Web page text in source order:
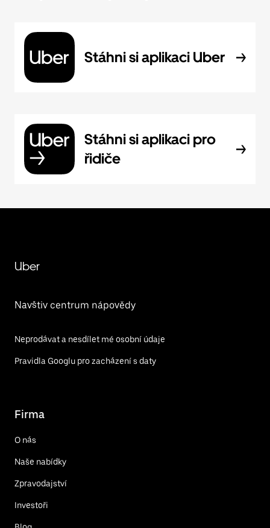
Stáhni si aplikaci Uber
Stáhni si aplikaci pro
řidiče
Uber
Navštiv centrum nápovědy
Neprodávat a nesdílet mé osobní údaje
Pravidla Googlu pro zacházení s daty
Firma
O nás
Naše nabídky
Zpravodajství
Investoři